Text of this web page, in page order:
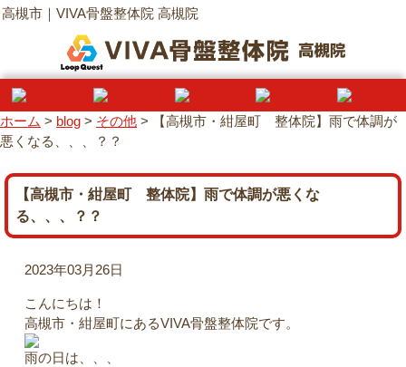
高槻市｜VIVA骨盤整体院 高槻院
ホーム > blog > その他 >
【高槻市・紺屋町 整体院】雨で体調が
悪くなる、、、？？
【高槻市・紺屋町 整体院】雨で体調が悪くな
る、、、？？
2023年03月26日
こんにちは！
高槻市・紺屋町にあるVIVA骨盤整体院です。
雨の日は、、、